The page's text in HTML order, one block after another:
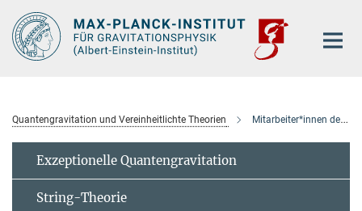
Hauptinhalt
Quantengravitation und Vereinheitlichte Theorien Mitarbeiter*innen der Abteilung
Exzeptionelle Quantengravitation
String-Theorie